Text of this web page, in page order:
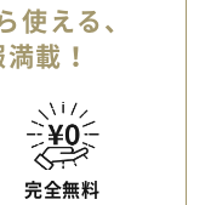
使える、
載！
完全無料